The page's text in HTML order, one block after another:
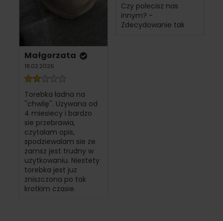
Małgorzata
18.02.2026
Torebka ładna na
''chwilę''. Uzywana od
4 miesiecy i bardzo
sie przebrawia,
czytalam opis,
spodziewalam sie ze
zamsz jest trudny w
uzytkowaniu. Niestety
torebka jest juz
zniszczona po tak
krotkim czasie.
Czy polecisz nas
innym? -
Zdecydowanie tak